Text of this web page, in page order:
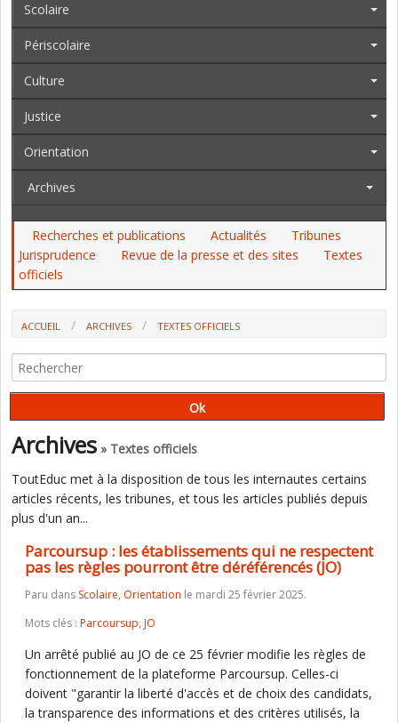
Scolaire
Périscolaire
Culture
Justice
Orientation
Archives
Recherches et publications Actualités
Tribunes
Jurisprudence
Revue de la presse et des sites
Textes
officiels
ACCUEIL ARCHIVES
TEXTES OFFICIELS
RÈGLES POURRONT ÊTRE DÉRÉFÉRENCÉS (JO)
Archives » Textes officiels
ToutEduc met à la disposition de tous les internautes certains
articles récents, les tribunes, et tous les articles publiés depuis
plus d'un an...
Parcoursup : les établissements qui ne respectent
pas les règles pourront être déréférencés (JO)
Paru dans Scolaire, Orientation le mardi 25 février 2025.
Mots clés : Parcoursup, JO
Un arrêté publié au JO de ce 25 février modifie les règles de
fonctionnement de la plateforme Parcoursup. Celles-ci
doivent "garantir la liberté d'accès et de choix des candidats,
la transparence des informations et des critères utilisés, la